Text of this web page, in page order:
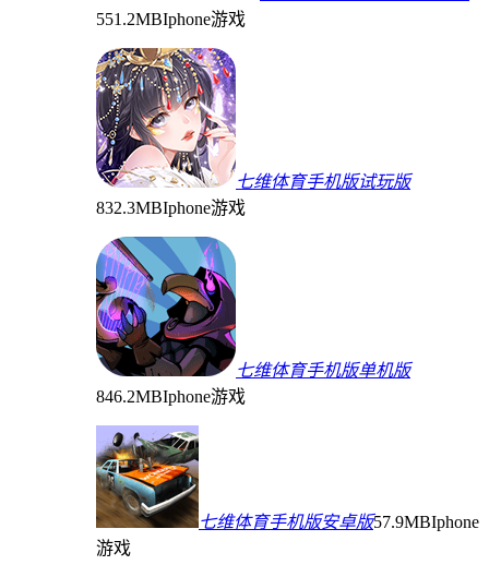
551.2MBIphone游戏
七维体育手机版试玩版
832.3MBIphone游戏
七维体育手机版单机版
846.2MBIphone游戏
七维体育手机版安卓版57.9MBIphone
游戏